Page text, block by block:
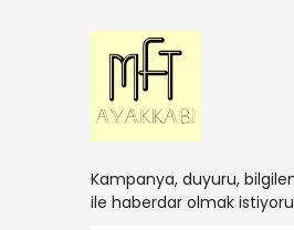
Kampanya, duyuru,
ile haberdar olmak